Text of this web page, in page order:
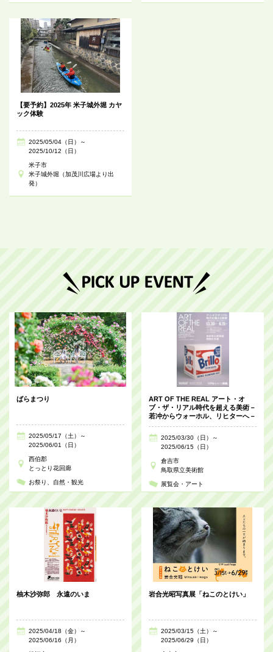
【要予約】2025年 米子城外堀 カヤ
ック体験
2025/05/04（日）～
2025/10/12（日）
米子市
米子城外堀（加茂川広場より出
発）
ばらまつり
2025/05/17（土）～
2025/06/01（日）
西伯郡
とっとり花回廊
お祭り 自然・観光
ART OF THE REAL アート・オ
ブ・ザ・リアル時代を超える美術－
若冲からウォーホル、リヒターへ－
2025/03/30（日）～
2025/06/15（日）
倉吉市
鳥取県立美術館
展覧会・アート
柚木沙弥郎 永遠のいま
2025/04/18（金）～
2025/06/16（月）
岩合光昭写真展「ねこのとけい」
2025/03/15（土）～
2025/06/29（日）